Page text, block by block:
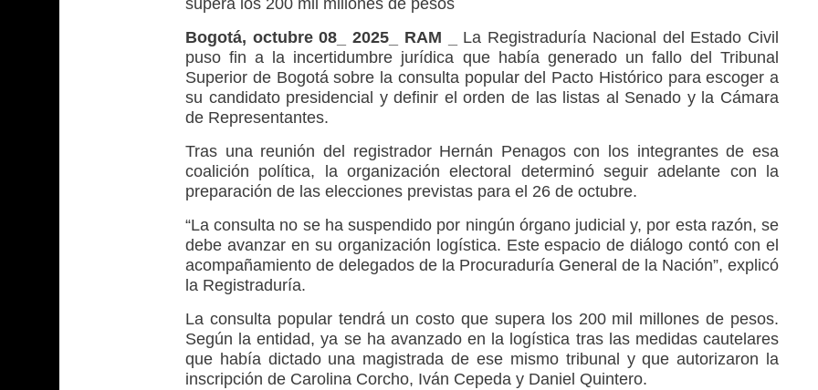
supera los 200 mil millones de pesos
Bogotá, octubre 08_ 2025_ RAM _
La Registraduría Nacional del Estado Civil
puso fin a la incertidumbre jurídica que había generado un fallo del Tribunal
Superior de Bogotá sobre la consulta popular del Pacto Histórico para escoger a
su candidato presidencial y definir el orden de las listas al Senado y la Cámara
de Representantes.
Tras una reunión del registrador Hernán Penagos con los integrantes de esa
coalición política, la organización electoral determinó seguir adelante con la
preparación de las elecciones previstas para el 26 de octubre.
“La consulta no se ha suspendido por ningún órgano judicial y, por esta razón, se
debe avanzar en su organización logística. Este espacio de diálogo contó con el
acompañamiento de delegados de la Procuraduría General de la Nación”, explicó
la Registraduría.
La consulta popular tendrá un costo que supera los 200 mil millones de pesos.
Según la entidad, ya se ha avanzado en la logística tras las medidas cautelares
que había dictado una magistrada de ese mismo tribunal y que autorizaron la
inscripción de Carolina Corcho, Iván Cepeda y Daniel Quintero.